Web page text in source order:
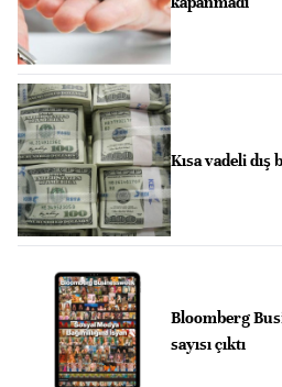
Kısa vadeli
Bloomberg
sayısı çıktı